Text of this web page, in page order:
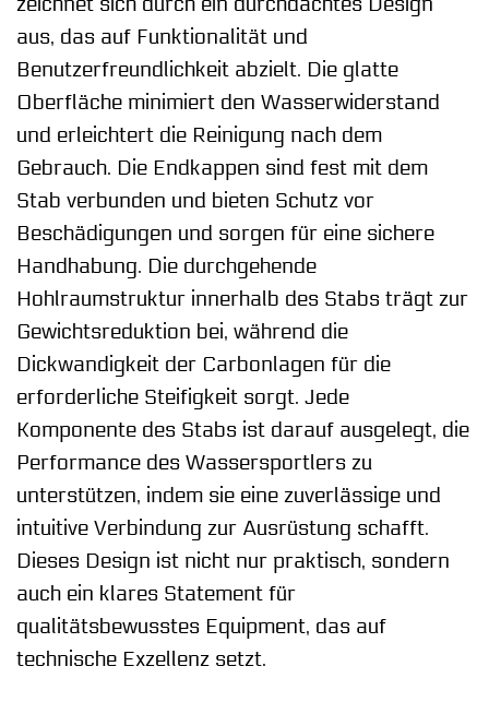
aus, das auf Funktionalität und
Benutzerfreundlichkeit abzielt. Die glatte
Oberfläche minimiert den Wasserwiderstand
und erleichtert die Reinigung nach dem
Gebrauch. Die Endkappen sind fest mit dem
Stab verbunden und bieten Schutz vor
Beschädigungen und sorgen für eine sichere
Handhabung. Die durchgehende
Hohlraumstruktur innerhalb des Stabs trägt zur
Gewichtsreduktion bei, während die
Dickwandigkeit der Carbonlagen für die
erforderliche Steifigkeit sorgt. Jede
Komponente des Stabs ist darauf ausgelegt, die
Performance des Wassersportlers zu
unterstützen, indem sie eine zuverlässige und
intuitive Verbindung zur Ausrüstung schafft.
Dieses Design ist nicht nur praktisch, sondern
auch ein klares Statement für
qualitätsbewusstes Equipment, das auf
technische Exzellenz setzt.